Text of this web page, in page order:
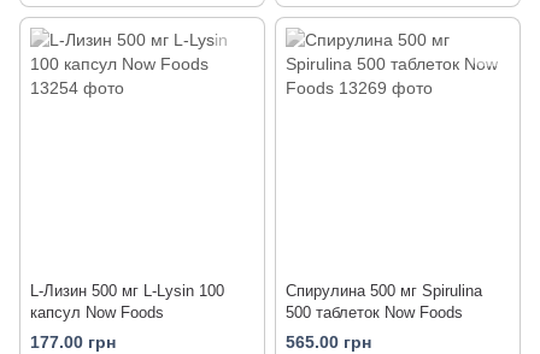
L-Лизин 500 мг L-Lysin 100
капсул Now Foods
177.00 грн
Спирулина 500 мг Spirulina
500 таблеток Now Foods
565.00 грн